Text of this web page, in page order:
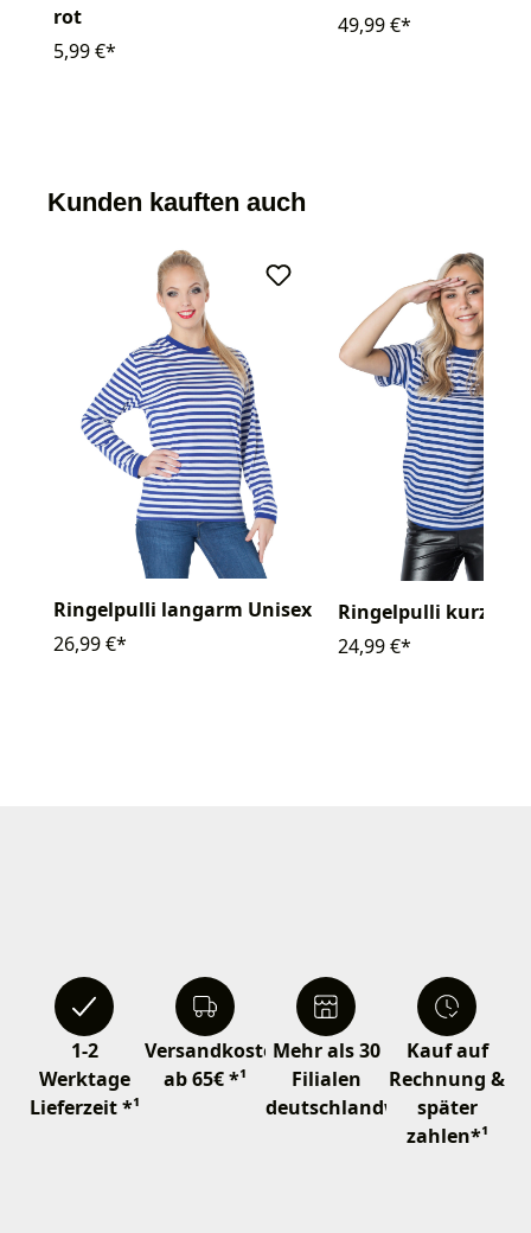
rot
5,99 €*
49,99 €*
Kunden kauften auch
Ringelpulli langarm Unisex
26,99 €*
Ringelpulli kurzarm
24,99 €*
1-2
Werktage
Lieferzeit *¹
Versandkostenfrei
ab 65€ *¹
Mehr als 30
Filialen
deutschlandweit
Kauf auf
Rechnung &
später
zahlen*¹